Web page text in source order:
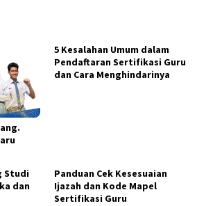
5 Kesalahan Umum dalam
Pendaftaran Sertifikasi Guru
dan Cara Menghindarinya
Studi
dan
Panduan Cek Kesesuaian
Ijazah dan Kode Mapel
Sertifikasi Guru